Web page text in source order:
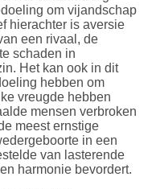
om vijandschap
hierachter is aversie
een rivaal, de
schaden in
Het kan ook in dit
hebben om
vreugde hebben
mensen verbroken
meest ernstige
in een
van lasterende
harmonie bevordert.